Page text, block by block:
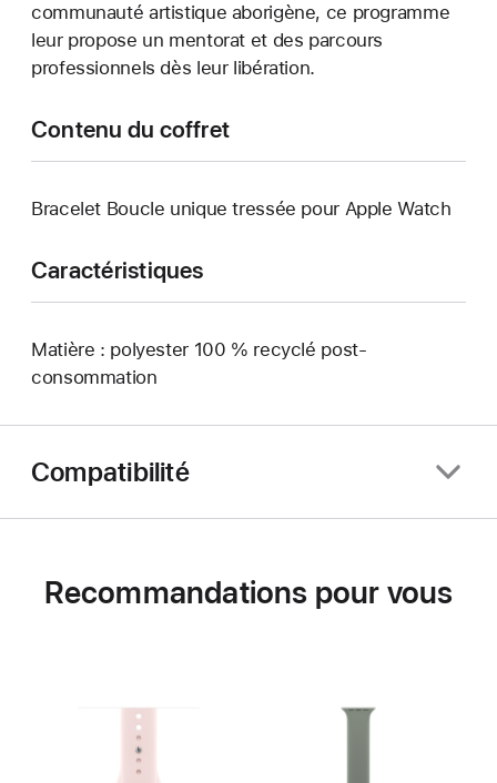
communauté artistique aborigène, ce programme
leur propose un mentorat et des parcours
professionnels dès leur libération.
Contenu du coffret
Bracelet Boucle unique tressée pour Apple Watch
Caractéristiques
Matière : polyester 100 % recyclé post-
consommation
Compatibilité
Recommandations pour vous